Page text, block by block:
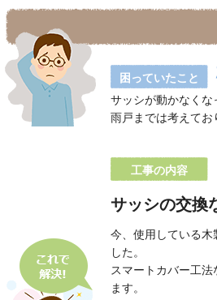
困っていたこと
サッシが動かなくな
雨戸までは考えてお
工事の内容
サッシの交換
今、使用している木
した。
スマートカバー工
ます。